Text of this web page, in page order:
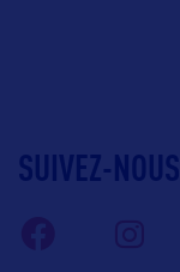
SUIVEZ-NOUS